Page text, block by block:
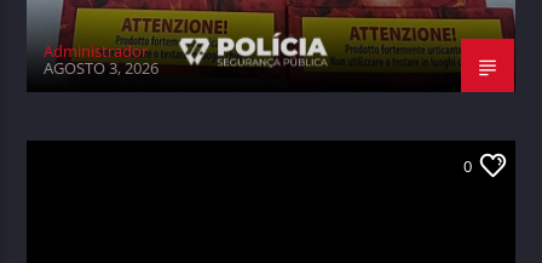
Administrador
AGOSTO 3, 2026
0